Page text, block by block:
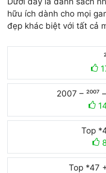
hữu ích dành cho mọi
đẹp khác biệt với tất cả
2007 – ²⁰⁰⁷ –
Top
Top *47